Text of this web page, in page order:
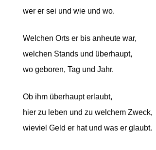
wer er sei und wie und wo.
Welchen Orts er bis anheute war,
welchen Stands und überhaupt,
wo geboren, Tag und Jahr.
Ob ihm überhaupt erlaubt,
hier zu leben und zu welchem Zweck,
wieviel Geld er hat und was er glaubt.